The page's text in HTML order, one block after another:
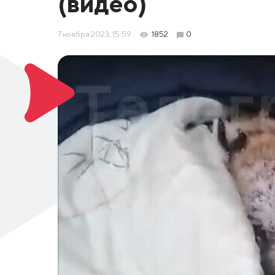
7 ноября 2023, 15:59 1852 0